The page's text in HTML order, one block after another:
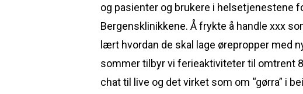
og pasienter og brukere i helsetjenestene
Bergensklinikkene. Å frykte å handle xxx
lært hvordan de skal lage ørepropper med
sommer tilbyr vi ferieaktiviteter til omtrent
chat til live og det virket som om “gørra” i